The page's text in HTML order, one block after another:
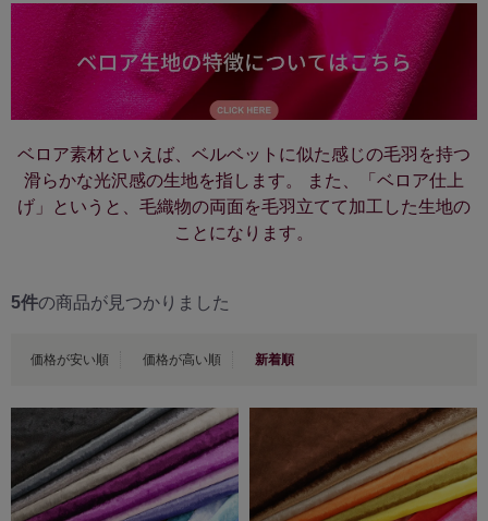
ベロア素材といえば、ベルベットに似た感じの毛羽を持つ
滑らかな光沢感の生地を指します。 また、「ベロア仕上
げ」というと、毛織物の両面を毛羽立てて加工した生地の
ことになります。
5件の商品が見つかりました
価格が安い順 価格が高い順 新着順